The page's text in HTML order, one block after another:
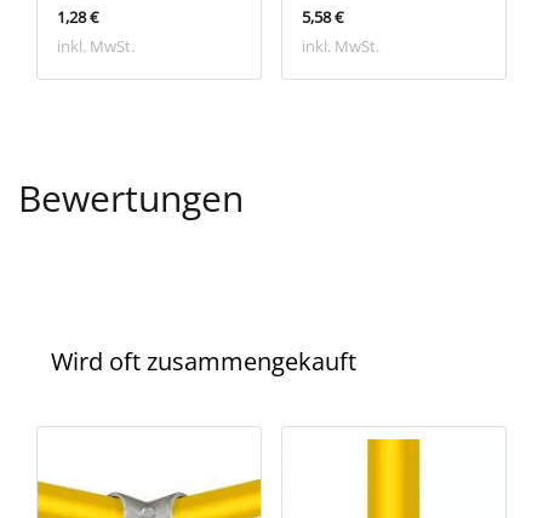
1,28 €
inkl. MwSt.
5,58 €
inkl. MwSt.
Bewertungen
Wird oft zusammengekauft